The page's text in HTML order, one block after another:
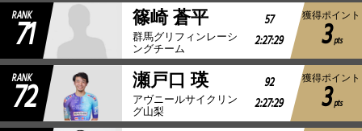
RANK
71 篠崎 蒼平
群馬グリフィンレーシ
ングチーム
57
2:27:29
獲得ポイント
3pts
RANK
72 瀬戸口 瑛
アヴニールサイクリン
グ山梨
92
2:27:29
獲得ポイント
3pts